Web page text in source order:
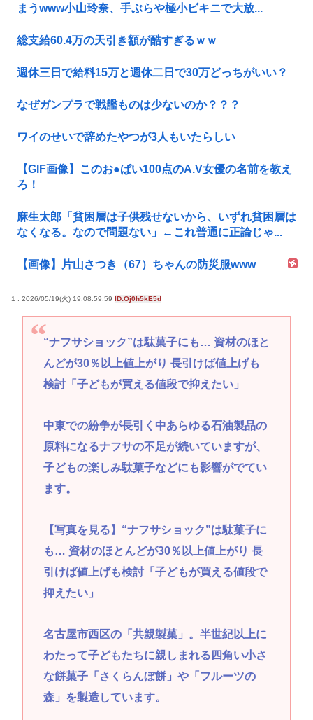
まうwww小山玲奈、手ぶらや極小ビキニで大放...
総支給60.4万の天引き額が酷すぎるｗｗ
週休三日で給料15万と週休二日で30万どっちがいい？
なぜガンプラで戦艦ものは少ないのか？？？
ワイのせいで辞めたやつが3人もいたらしい
【GIF画像】このお●ぱい100点のA.V女優の名前を教え
ろ！
麻生太郎「貧困層は子供残せないから、いずれ貧困層は
なくなる。なので問題ない」←これ普通に正論じゃ...
【画像】片山さつき（67）ちゃんの防災服www
1 : 2026/05/19(火) 19:08:59.59 ID:Oj0h5kE5d
“ナフサショック”は駄菓子にも… 資材のほと
んどが30％以上値上がり 長引けば値上げも
検討「子どもが買える値段で抑えたい」
中東での紛争が長引く中あらゆる石油製品の
原料になるナフサの不足が続いていますが、
子どもの楽しみ駄菓子などにも影響がでてい
ます。
【写真を見る】“ナフサショック”は駄菓子に
も… 資材のほとんどが30％以上値上がり 長
引けば値上げも検討「子どもが買える値段で
抑えたい」
名古屋市西区の「共親製菓」。半世紀以上に
わたって子どもたちに親しまれる四角い小さ
な餅菓子「さくらんぼ餅」や「フルーツの
森」を製造しています。